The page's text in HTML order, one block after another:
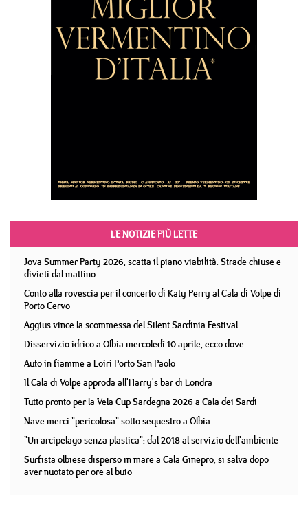
LE NOTIZIE PIÙ LETTE
Jova Summer Party 2026, scatta il piano viabilità. Strade chiuse e
divieti dal mattino
Conto alla rovescia per il concerto di Katy Perry al Cala di Volpe di
Porto Cervo
Aggius vince la scommessa del Silent Sardinia Festival
Disservizio idrico a Olbia mercoledì 10 aprile, ecco dove
Auto in fiamme a Loiri Porto San Paolo
Il Cala di Volpe approda all'Harry's bar di Londra
Tutto pronto per la Vela Cup Sardegna 2026 a Cala dei Sardi
Nave merci "pericolosa" sotto sequestro a Olbia
"Un arcipelago senza plastica": dal 2018 al servizio dell'ambiente
Surfista olbiese disperso in mare a Cala Ginepro, si salva dopo
aver nuotato per ore al buio